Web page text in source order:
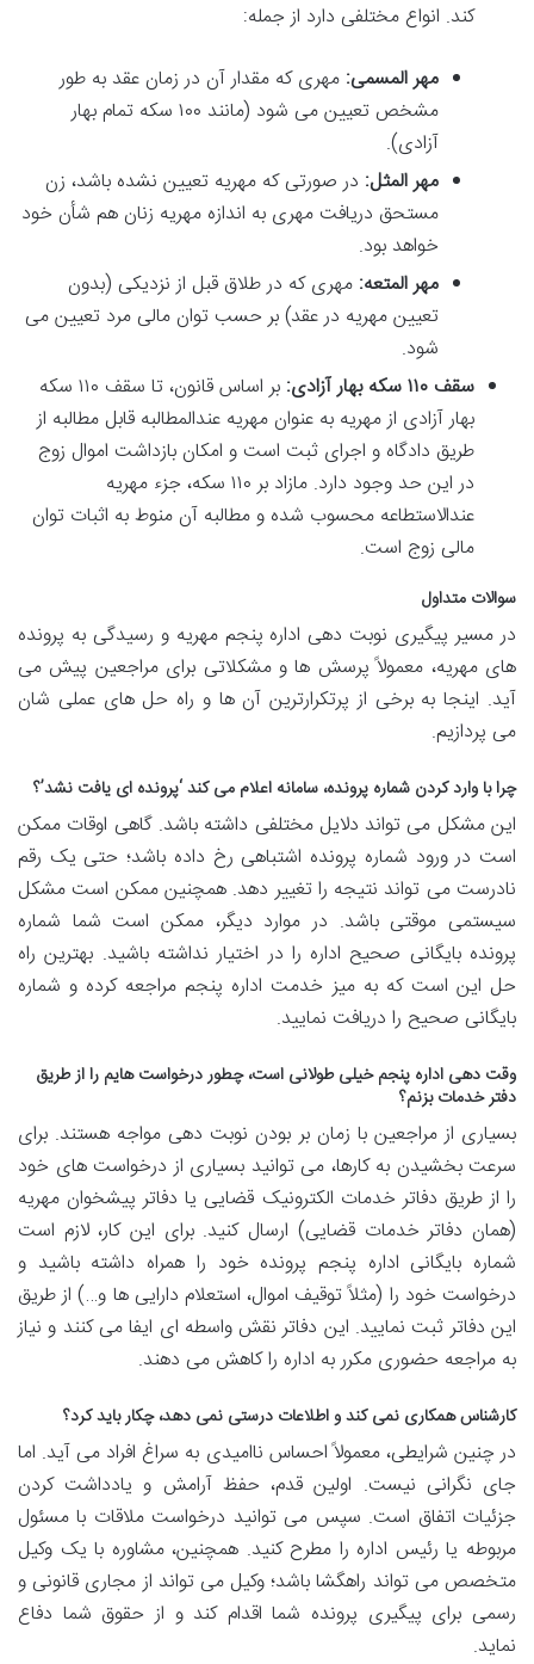
کند. انواع مختلفی دارد از جمله:
مهر المسمی: مهری که مقدار آن در زمان عقد به طور
مشخص تعیین می شود (مانند ۱۰۰ سکه تمام بهار
آزادی).
مهر المثل: در صورتی که مهریه تعیین نشده باشد، زن
مستحق دریافت مهری به اندازه مهریه زنان هم شأن خود
خواهد بود.
مهر المتعه: مهری که در طلاق قبل از نزدیکی (بدون
تعیین مهریه در عقد) بر حسب توان مالی مرد تعیین می
شود.
سقف ۱۱۰ سکه بهار آزادی:
بر اساس قانون، تا سقف ۱۱۰ سکه
بهار آزادی از مهریه به عنوان مهریه عندالمطالبه قابل مطالبه از
طریق دادگاه و اجرای ثبت است و امکان بازداشت اموال زوج
در این حد وجود دارد. مازاد بر ۱۱۰ سکه، جزء مهریه
عندالاستطاعه محسوب شده و مطالبه آن منوط به اثبات توان
مالی زوج است.
سوالات متداول
در مسیر پیگیری نوبت دهی اداره پنجم مهریه و رسیدگی به پرونده
های مهریه، معمولاً پرسش ها و مشکلاتی برای مراجعین پیش می
آید. اینجا به برخی از پرتکرارترین آن ها و راه حل های عملی شان
می پردازیم.
چرا با وارد کردن شماره پرونده، سامانه اعلام می کند ‘پرونده ای یافت نشد’؟
این مشکل می تواند دلایل مختلفی داشته باشد. گاهی اوقات ممکن
است در ورود شماره پرونده اشتباهی رخ داده باشد؛ حتی یک رقم
نادرست می تواند نتیجه را تغییر دهد. همچنین ممکن است مشکل
سیستمی موقتی باشد. در موارد دیگر، ممکن است شما شماره
پرونده بایگانی صحیح اداره را در اختیار نداشته باشید. بهترین راه
حل این است که به میز خدمت اداره پنجم مراجعه کرده و شماره
بایگانی صحیح را دریافت نمایید.
وقت دهی اداره پنجم خیلی طولانی است، چطور درخواست هایم را از طریق
دفتر خدمات بزنم؟
بسیاری از مراجعین با زمان بر بودن نوبت دهی مواجه هستند. برای
سرعت بخشیدن به کارها، می توانید بسیاری از درخواست های خود
را از طریق دفاتر خدمات الکترونیک قضایی یا دفاتر پیشخوان مهریه
(همان دفاتر خدمات قضایی) ارسال کنید. برای این کار، لازم است
شماره بایگانی اداره پنجم پرونده خود را همراه داشته باشید و
درخواست خود را (مثلاً توقیف اموال، استعلام دارایی ها و…) از طریق
این دفاتر ثبت نمایید. این دفاتر نقش واسطه ای ایفا می کنند و نیاز
به مراجعه حضوری مکرر به اداره را کاهش می دهند.
کارشناس همکاری نمی کند و اطلاعات درستی نمی دهد، چکار باید کرد؟
در چنین شرایطی، معمولاً احساس ناامیدی به سراغ افراد می آید. اما
جای نگرانی نیست. اولین قدم، حفظ آرامش و یادداشت کردن
جزئیات اتفاق است. سپس می توانید درخواست ملاقات با مسئول
مربوطه یا رئیس اداره را مطرح کنید. همچنین، مشاوره با یک وکیل
متخصص می تواند راهگشا باشد؛ وکیل می تواند از مجاری قانونی و
رسمی برای پیگیری پرونده شما اقدام کند و از حقوق شما دفاع
نماید.